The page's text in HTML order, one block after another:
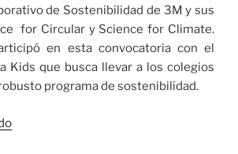
de Sostenibilidad de 3M y sus
for Circular y Science for Climate.
en esta convocatoria con el
Kids que busca llevar a los colegios
programa de sostenibilidad.
«Programa